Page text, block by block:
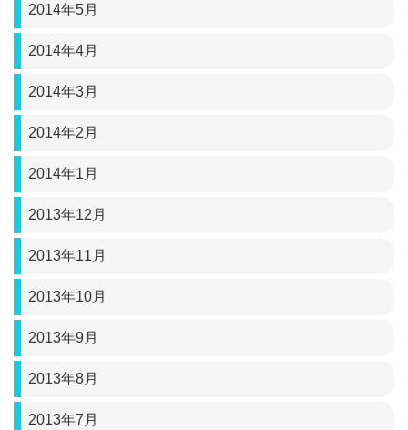
2014年5月
2014年4月
2014年3月
2014年2月
2014年1月
2013年12月
2013年11月
2013年10月
2013年9月
2013年8月
2013年7月